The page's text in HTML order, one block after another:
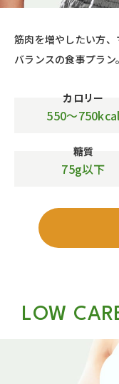
筋肉を増やしたい方
バランスの食事プラン。
カロリー
550〜750kcal
糖質
75g以下
LOW